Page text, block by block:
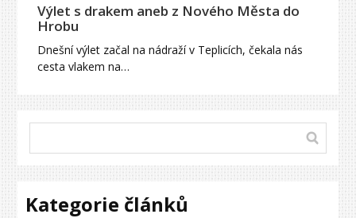
Výlet s drakem aneb z Nového Města do
Hrobu
Dnešní výlet začal na nádraží v Teplicích, čekala nás
cesta vlakem na…
Kategorie článků